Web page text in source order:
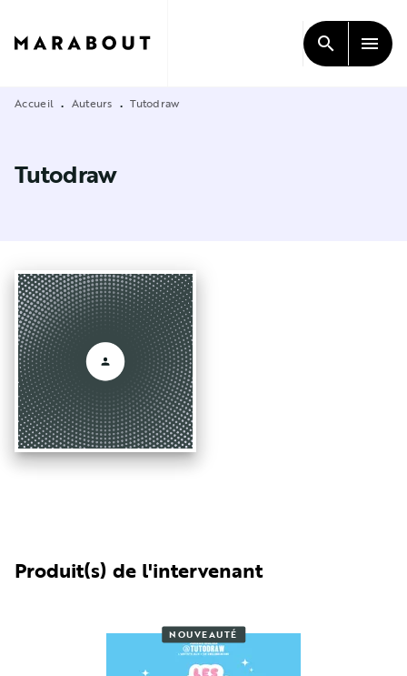
CONTENU
search menu
Accueil • Auteurs • Tutodraw
Tutodraw
Produit(s) de l'intervenant
NOUVEAUTÉ